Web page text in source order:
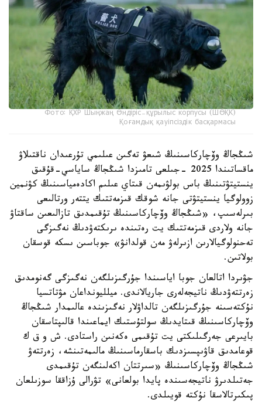
Фото: ҚХР Шыңжаң Өндіріс-құрылыс корпусы (ШӨҚК)
Қоғамдық қауіпсіздік басқармасы
شىڭجاڭ وۆچاركاسىنىڭ شىعۋ تەگىن عىلىمي تۇرعىدان ناقتىلاۋ
ماقساتىندا 2025 -جىلعى تامىزدا شىڭجاڭ ساياسي-قۇقىق
ينستيتۋتىنىڭ باس بولۋىمەن قىتاي عىلىم اكادەمياسىنىڭ كۋنمين
زوولوگيا ينستيتۋتى جانە شوقك قىزمەتتىك يتتەر ورتالىعى
بىرلەسىپ، «شىڭجاڭ وۆچاركاسىنىڭ تۇقىمدىق تازالىعىن ساقتاۋ
جانە ولاردى قىزمەتتىك يت رەتىندە ىرىكتەۋدىڭ نەگىزگى
تەحنولوگيالارىن ازىرلەۋ مەن قولدانۋ» جوباسىن ىسكە قوسقان
بولاتىن.
جۋىردا اتالعان جوبا اياسىندا جۇرگىزىلگەن نەگىزگى گەنومدىق
زەرتتەۋدىڭ ناتيجەلەرى جاريالاندى. ميلليونداعان مۋتاتسيا
نۇكتەسىنە جۇرگىزىلگەن تالداۋلار نەگىزىندە عالىمدار شىڭجاڭ
وۆچاركاسىنىڭ قىتايدىڭ سولتۇستىك ايماعىندا قالىپتاسقان
بايىرعى جەرگىلىكتى يت تۇقىمى ەكەنىن راستادى. ش و ق ك
قوعامدىق قاۋىپسىزدىك باسقارماسىنىڭ مالىمەتىنشە، زەرتتەۋ
شىڭجاڭ وۆچاركاسىنىڭ «سىرتتان اكەلىنگەن تۇقىمدى
جەتىلدىرۋ ناتيجەسىندە پايدا بولعانى» تۋرالى ۇزاققا سوزىلعان
پىكىرتالاسقا نۇكتە قويىلدى.